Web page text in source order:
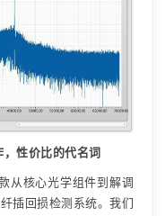
性价比的代名词
从核心光学组件到解调
插回损检测系统。我们